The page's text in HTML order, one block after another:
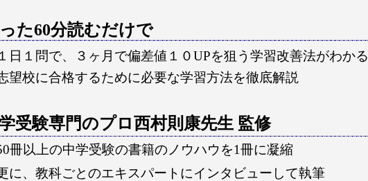
た60分読むだけで
日１問で、３ヶ月で偏差値１０UPを狙う学習改善法がわかる
望校に合格するために必要な学習方法を徹底解説
受験専門のプロ西村則康先生 監修
冊以上の中学受験の書籍のノウハウを1冊に凝縮
に、教科ごとのエキスパートにインタビューして執筆